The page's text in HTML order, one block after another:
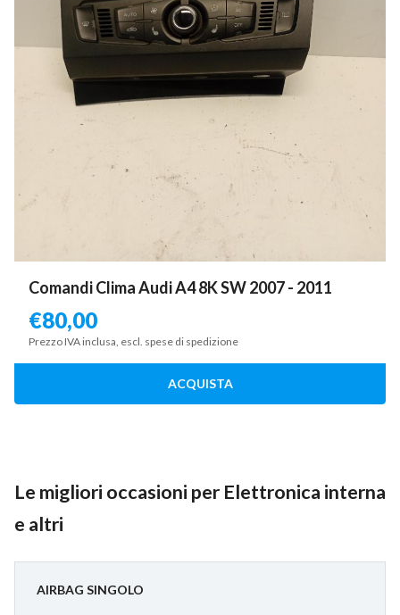
Comandi Clima Audi A4 8K SW 2007 - 2011
€80,00
Prezzo IVA inclusa, escl. spese di spedizione
ACQUISTA
Le migliori occasioni per Elettronica interna
e altri
AIRBAG SINGOLO